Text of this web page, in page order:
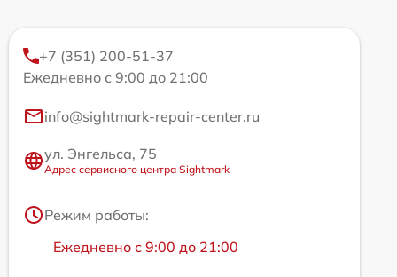
+7 (351) 200-51-37
Ежедневно с 9:00 до 21:00
info@sightmark-repair-center.ru
ул. Энгельса, 75
Адрес сервисного центра Sightmark
Режим работы:
Ежедневно с 9:00 до 21:00